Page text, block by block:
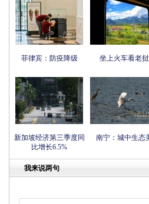
菲律宾：防疫降级 坐上火车看老挝
新加坡经济第三季度同
比增长6.5%
南宁：城中生态
我来说两句